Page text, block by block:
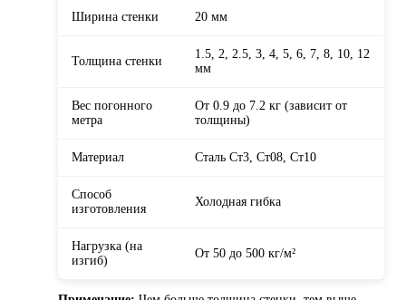
Ширина стенки 20 мм
Толщина стенки
1.5, 2, 2.5, 3, 4, 5, 6, 7, 8, 10, 12
мм
Вес погонного
метра
От 0.9 до 7.2 кг (зависит от
толщины)
Материал Сталь Ст3, Ст08, Ст10
Способ
изготовления
Холодная гибка
Нагрузка (на
изгиб)
От 50 до 500 кг/м²